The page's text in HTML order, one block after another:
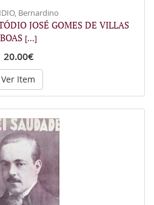
Bernardino
JOSÉ GOMES DE VILLAS
BOAS [...]
20.00€
Ver Item